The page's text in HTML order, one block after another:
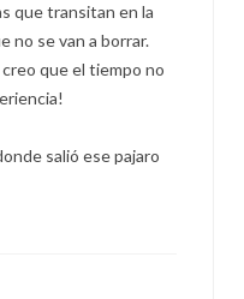
que transitan en la
no se van a borrar.
que el tiempo no
salió ese pajaro